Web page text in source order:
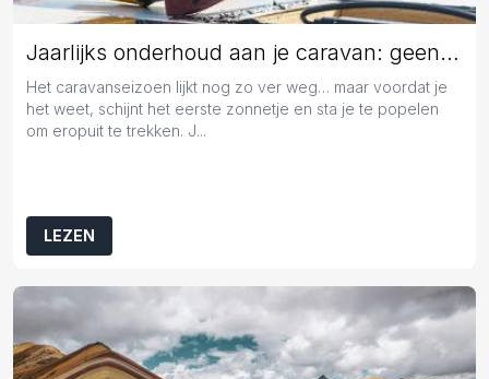
Jaarlijks onderhoud aan je caravan: geen overbodige luxe
Het caravanseizoen lijkt nog zo ver weg… maar voordat je
het weet, schijnt het eerste zonnetje en sta je te popelen
om eropuit te trekken. J...
LEZEN